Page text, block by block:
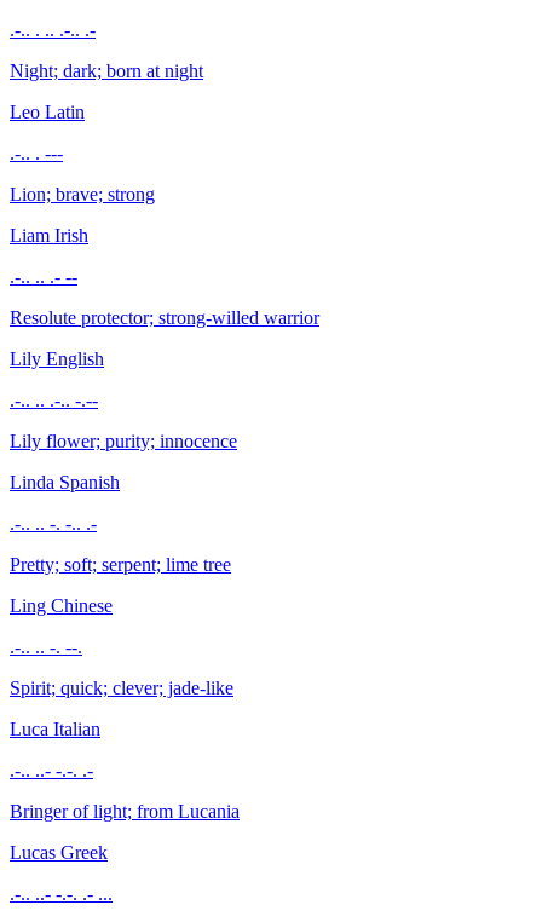
.-.. . .. .-.. .-
Night; dark; born at night
Leo Latin
.-.. . ---
Lion; brave; strong
Liam Irish
.-.. .. .- --
Resolute protector; strong-willed warrior
Lily English
.-.. .. .-.. -.--
Lily flower; purity; innocence
Linda Spanish
.-.. .. -. -.. .-
Pretty; soft; serpent; lime tree
Ling Chinese
.-.. .. -. --.
Spirit; quick; clever; jade-like
Luca Italian
.-.. ..- -.-. .-
Bringer of light; from Lucania
Lucas Greek
.-.. ..- -.-. .- ...